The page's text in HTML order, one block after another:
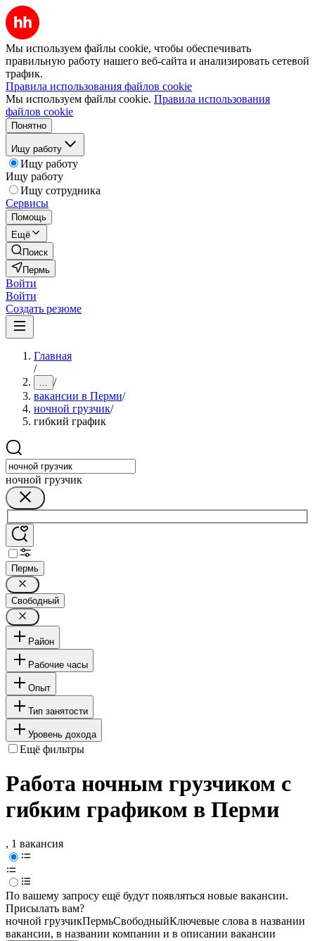
Мы используем файлы cookie, чтобы обеспечивать
правильную работу нашего веб-сайта и анализировать сетевой
трафик.
Правила использования файлов cookie
Мы используем файлы cookie. Правила использования
файлов cookie
Понятно
Ищу работу
Ищу работу
Ищу работу
Ищу сотрудника
Сервисы
Помощь
Ещё
Поиск
Пермь
Войти
Войти
Создать резюме
Главная
/
... /
вакансии в Перми/
ночной грузчик/
гибкий график
ночной грузчик
Пермь
Свободный
Район
Рабочие часы
Опыт
Тип занятости
Уровень дохода
Ещё фильтры
Работа ночным грузчиком с
гибким графиком в Перми
, 1 вакансия
По вашему запросу ещё будут появляться новые вакансии.
Присылать вам?
ночной грузчикПермьСвободныйКлючевые слова в названии
вакансии, в названии компании и в описании вакансии